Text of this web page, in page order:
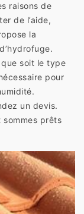
raisons de
de l’aide,
la
soit le type
pour
un devis.
sommes prêts